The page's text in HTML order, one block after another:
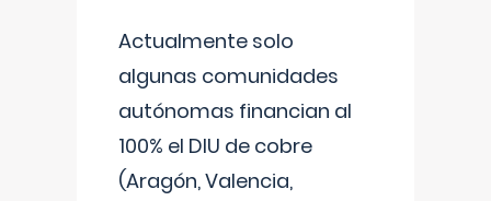
Actualmente solo
algunas comunidades
autónomas financian al
100% el DIU de cobre
(Aragón, Valencia,